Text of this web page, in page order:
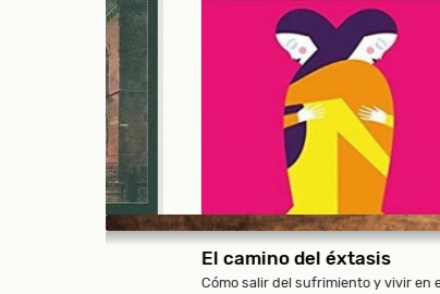
El camino del éxtasis
Cómo salir del sufrimiento y vivir en el